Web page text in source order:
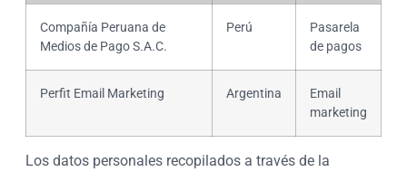
Compañía Peruana de
Medios de Pago S.A.C.
Perú
Pasarela
de pagos
Perfit Email Marketing Argentina
Email
marketing
Los datos personales recopilados a través de la